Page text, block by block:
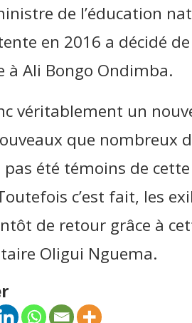
de l’éducation
en 2016 a décidé
à Ali Bongo Ondimba.
véritablement un
que nombreux
pas été témoins de
c’est fait, les
de retour grâce à
Oligui Nguema.